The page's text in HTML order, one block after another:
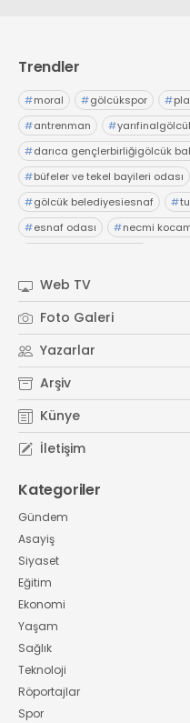
Trendler
#moral #gölcükspor #
#antrenman #
#darıca gençlerbirliğigölcük
#büfeler ve tekel bayileri odası
#gölcük belediyesiesnaf #
#esnaf odası #necmi
Web TV
Foto Galeri
Yazarlar
Arşiv
Künye
İletişim
Kategoriler
Gündem
Asayiş
Siyaset
Eğitim
Ekonomi
Yaşam
Sağlık
Teknoloji
Röportajlar
Spor